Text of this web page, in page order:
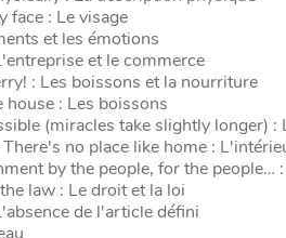
face : Le visage
et les émotions
et le commerce
: Les boissons et la nourriture
: Les boissons
(miracles take slightly longer) :
no place like home :
by the people, for the people…
law : Le droit et la loi
de l'article défini